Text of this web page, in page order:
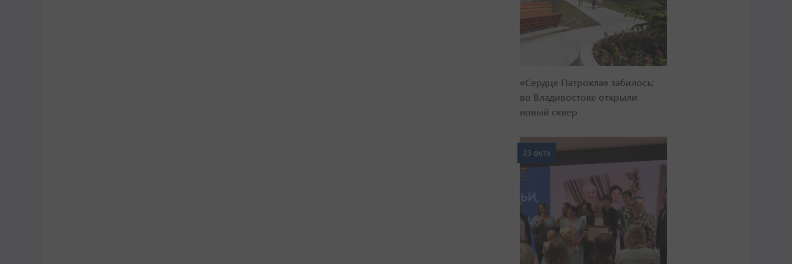
«Сердце Патрокла» забилось:
во Владивостоке открыли
новый сквер
23 фото